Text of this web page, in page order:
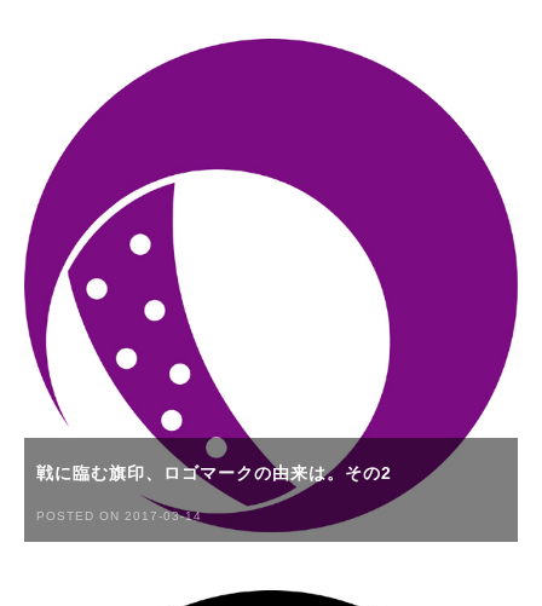
戦に臨む旗印、ロゴマークの由来は。その2
POSTED ON 2017-03-14